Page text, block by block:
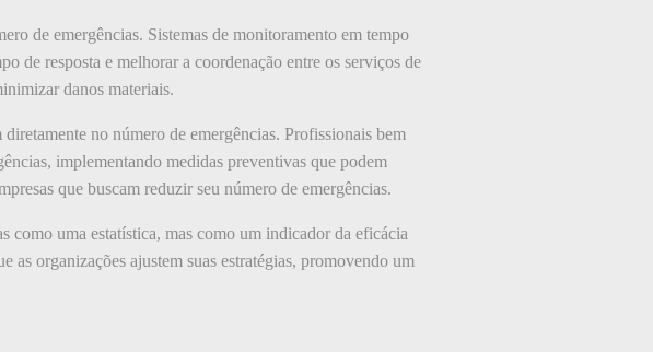
de emergências. Sistemas de monitoramento em tempo
de resposta e melhorar a coordenação entre os serviços de
danos materiais.
no número de emergências. Profissionais bem
implementando medidas preventivas que podem
que buscam reduzir seu número de emergências.
como uma estatística, mas como um indicador da eficácia
as organizações ajustem suas estratégias, promovendo um